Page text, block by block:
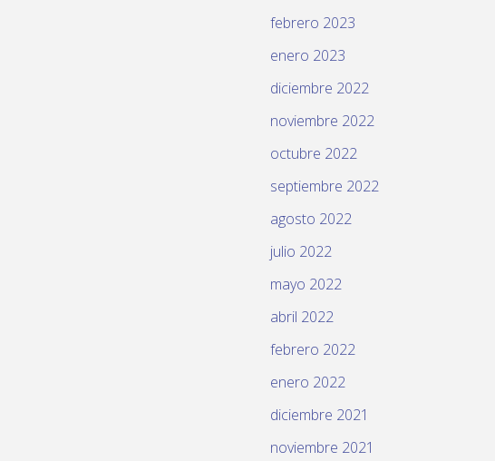
febrero 2023
enero 2023
diciembre 2022
noviembre 2022
octubre 2022
septiembre 2022
agosto 2022
julio 2022
mayo 2022
abril 2022
febrero 2022
enero 2022
diciembre 2021
noviembre 2021